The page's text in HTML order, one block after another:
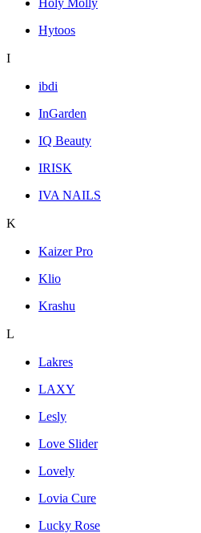
Holy Molly
Hytoos
I
ibdi
InGarden
IQ Beauty
IRISK
IVA NAILS
K
Kaizer Pro
Klio
Krashu
L
Lakres
LAXY
Lesly
Love Slider
Lovely
Lovia Cure
Lucky Rose